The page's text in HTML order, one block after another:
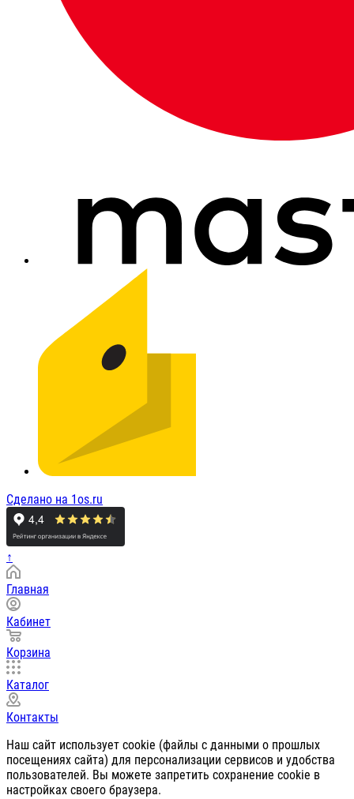
Сделано на 1os.ru
↑
Главная
Кабинет
Корзина
Каталог
Контакты
Наш сайт использует cookie (файлы с данными о прошлых
посещениях сайта) для персонализации сервисов и удобства
пользователей. Вы можете запретить сохранение cookie в
настройках своего браузера.